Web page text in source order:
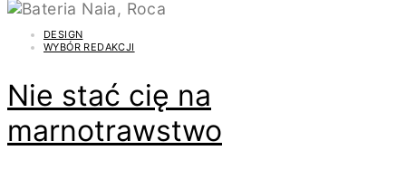
DESIGN
WYBÓR REDAKCJI
Nie stać cię na
marnotrawstwo